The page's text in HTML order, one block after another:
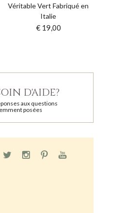
Véritable Vert Fabriqué en
Italie
€ 19,00
D'AIDE?
aux questions
posées